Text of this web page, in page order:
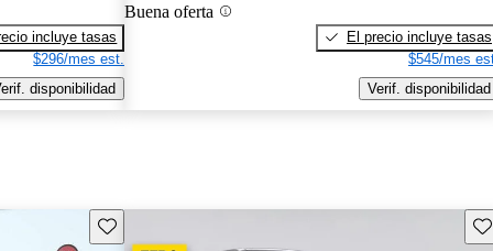
incluye tasas
$296/mes est.
disponibilidad
Buena oferta
El precio incluye tasas
$545/mes
Verif. disponibilidad
Guarda este Aviso